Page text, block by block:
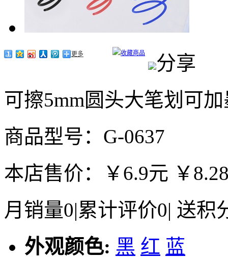
分享
更多 收藏商品
可擦5mm圆头大笔划可
商品型号：G-0637
本店售价：
￥6.9元 ￥
月销量0|累计评价0| 送积
外观颜色: 黑 红 蓝